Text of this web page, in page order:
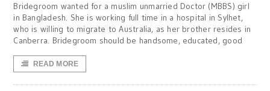
Bridegroom wanted for a muslim unmarried Doctor (MBBS) girl
in Bangladesh. She is working full time in a hospital in Sylhet,
who is willing to migrate to Australia, as her brother resides in
Canberra. Bridegroom should be handsome, educated, good
READ MORE